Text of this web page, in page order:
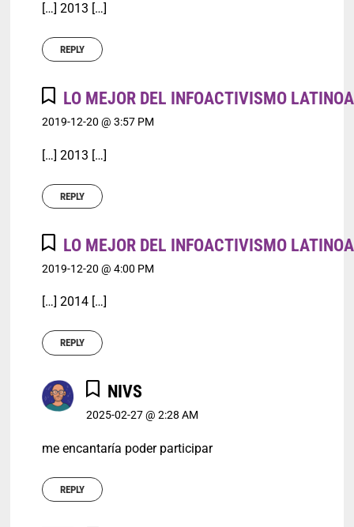
[…] 2013 […]
REPLY
LO MEJOR DEL INFOACTIVISMO
2019-12-20 @ 3:57 PM
[…] 2013 […]
REPLY
LO MEJOR DEL INFOACTIVISMO
2019-12-20 @ 4:00 PM
[…] 2014 […]
REPLY
NIVS
2025-02-27 @ 2:28 AM
me encantaría poder participar
REPLY